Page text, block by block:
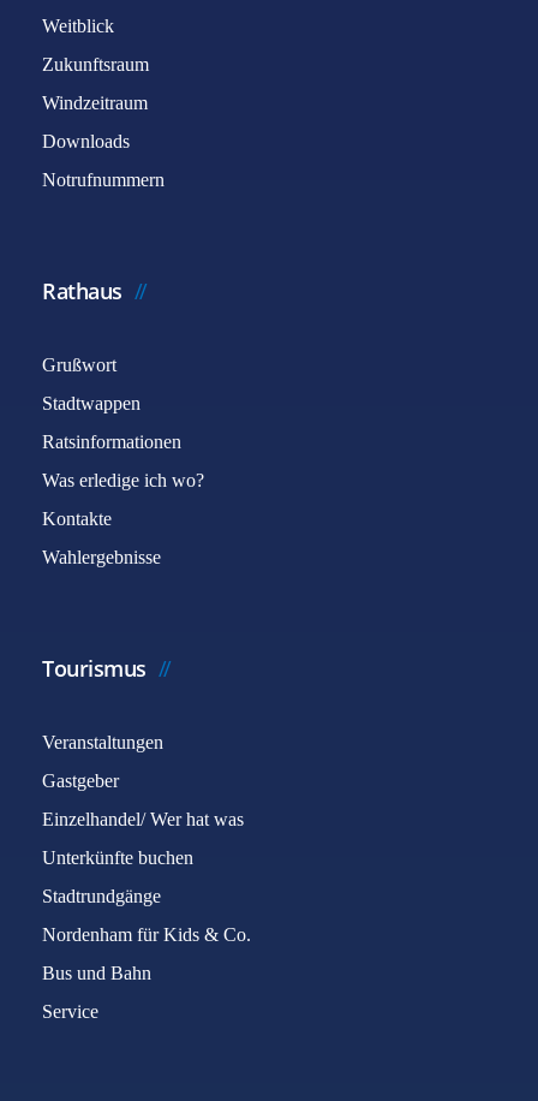
Weitblick
Zukunftsraum
Windzeitraum
Downloads
Notrufnummern
Rathaus
Grußwort
Stadtwappen
Ratsinformationen
Was erledige ich wo?
Kontakte
Wahlergebnisse
Tourismus
Veranstaltungen
Gastgeber
Einzelhandel/ Wer hat was
Unterkünfte buchen
Stadtrundgänge
Nordenham für Kids & Co.
Bus und Bahn
Service